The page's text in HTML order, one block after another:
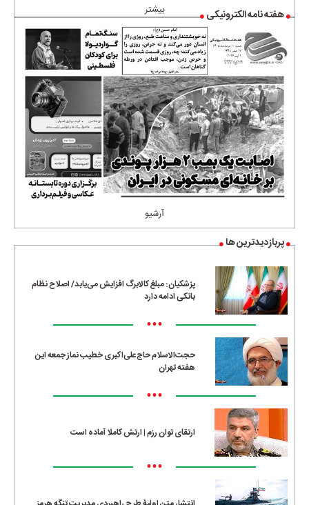
بیشتر هفته نامه الکترونیکی
آرشیو
پربازدیدترین ها
پزشکیان: مبلغ کالابرگ افزایش می‌یابد/ اصلاح نظام
بانکی ادامه دارد
•••
حجت‌الاسلام حاج‌علی‌اکبری خطیب نماز جمعه این
هفته تهران
•••
ارتقای توان رزم | ارتش کاملا آماده است
•••